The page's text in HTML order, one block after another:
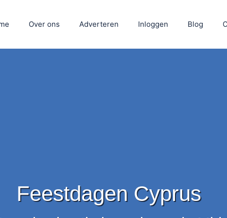
Over ons Adverteren Inloggen Blog
Feestdagen Cyprus